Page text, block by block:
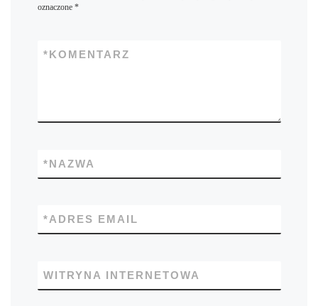
oznaczone *
KOMENTARZ
*
NAZWA
*
ADRES EMAIL
*
WITRYNA INTERNETOWA